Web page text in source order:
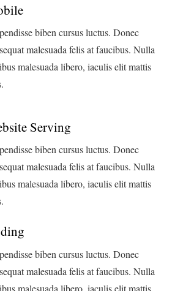
biben cursus luctus. Donec
malesuada felis at faucibus. Nulla
malesuada libero, iaculis elit mattis
Serving
biben cursus luctus. Donec
malesuada felis at faucibus. Nulla
malesuada libero, iaculis elit mattis
biben cursus luctus. Donec
malesuada felis at faucibus. Nulla
malesuada libero, iaculis elit mattis